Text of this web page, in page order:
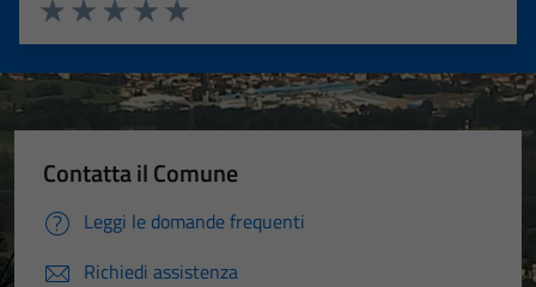
Valuta 5 stelle su 5
Valuta 4 stelle su 5
Valuta 3 stelle su 5
Valuta 2 stelle su 5
Valuta 1 stelle su 5
Contatta il Comune
Leggi le domande frequenti
Richiedi assistenza